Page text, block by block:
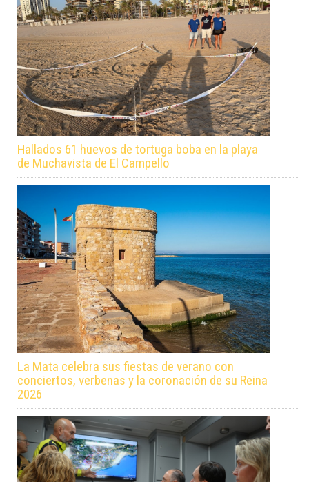
Hallados 61 huevos de tortuga boba en la playa
de Muchavista de El Campello
La Mata celebra sus fiestas de verano con
conciertos, verbenas y la coronación de su Reina
2026